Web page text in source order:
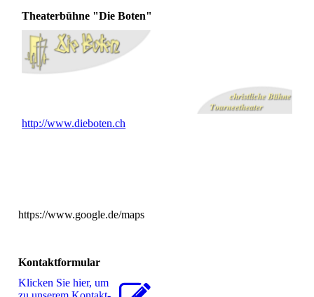
Theaterbühne "Die Boten"
http://www.dieboten.ch
https://www.google.de/maps
Kontaktformular
Klicken Sie hier, um